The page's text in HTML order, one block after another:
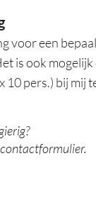
voor een
is ook
pers.) bij mij